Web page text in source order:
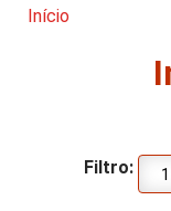
Início
Filtro: